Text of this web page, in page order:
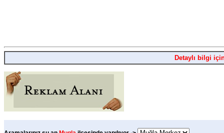
Detaylı bilgi